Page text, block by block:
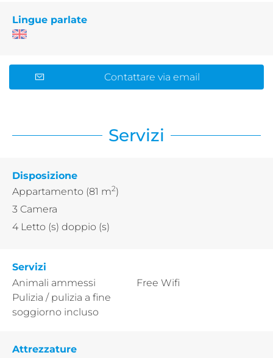
Lingue parlate
Contattare via email
Servizi
Disposizione
Appartamento (81 m2)
3 Camera
4 Letto (s) doppio (s)
Servizi
Animali ammessi
Pulizia / pulizia a fine
soggiorno incluso
Free Wifi
Attrezzature